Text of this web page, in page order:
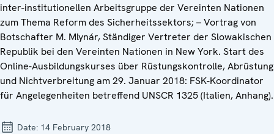
inter-institutionellen Arbeitsgruppe der Vereinten Nationen
zum Thema Reform des Sicherheitssektors; – Vortrag von
Botschafter M. Mlynár, Ständiger Vertreter der Slowakischen
Republik bei den Vereinten Nationen in New York. Start des
Online-Ausbildungskurses über Rüstungskontrolle, Abrüstung
und Nichtverbreitung am 29. Januar 2018: FSK-Koordinator
für Angelegenheiten betreffend UNSCR 1325 (Italien, Anhang).
Date: 14 February 2018